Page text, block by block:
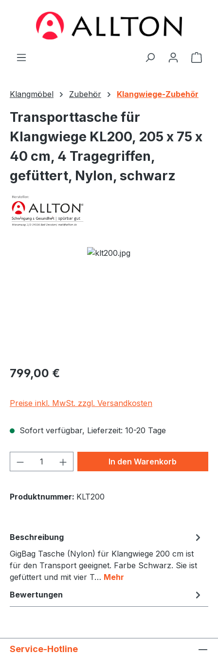
Zum Hauptinhalt springen
Klangmöbel Zubehör Klangwiege-Zubehör
Transporttasche für
Klangwiege KL200, 205 x 75 x
40 cm, 4 Tragegriffen,
gefüttert, Nylon, schwarz
Bildergalerie überspringen
Regulärer Preis:
799,00 €
Preise inkl. MwSt. zzgl. Versandkosten
Sofort verfügbar, Lieferzeit: 10-20 Tage
Produkt Anzahl: Gib denIn den Warenkorb
Produktnummer: KLT200
Beschreibung
GigBag Tasche (Nylon) für Klangwiege 200 cm ist
für den Transport geeignet. Farbe Schwarz. Sie ist
gefüttert und mit vier T… Mehr
Bewertungen
Service-Hotline